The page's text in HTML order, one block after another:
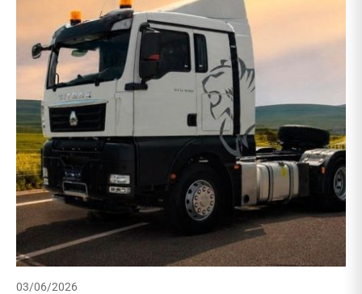
03/06/2026